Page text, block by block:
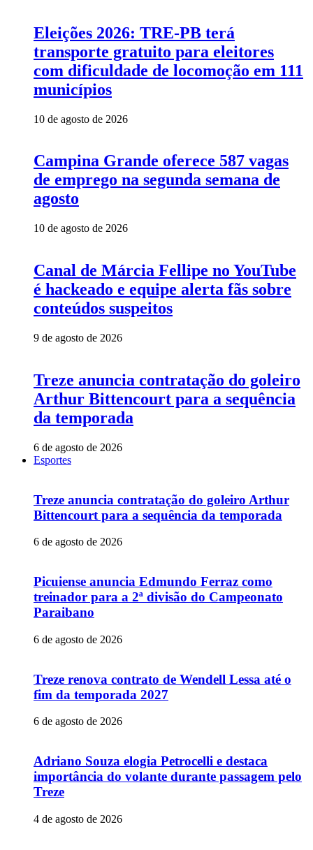
Eleições 2026: TRE-PB terá
transporte gratuito para eleitores
com dificuldade de locomoção em 111
municípios
10 de agosto de 2026
Campina Grande oferece 587 vagas
de emprego na segunda semana de
agosto
10 de agosto de 2026
Canal de Márcia Fellipe no YouTube
é hackeado e equipe alerta fãs sobre
conteúdos suspeitos
9 de agosto de 2026
Treze anuncia contratação do goleiro
Arthur Bittencourt para a sequência
da temporada
6 de agosto de 2026
Esportes
Treze anuncia contratação do goleiro Arthur
Bittencourt para a sequência da temporada
6 de agosto de 2026
Picuiense anuncia Edmundo Ferraz como
treinador para a 2ª divisão do Campeonato
Paraibano
6 de agosto de 2026
Treze renova contrato de Wendell Lessa até o
fim da temporada 2027
6 de agosto de 2026
Adriano Souza elogia Petrocelli e destaca
importância do volante durante passagem pelo
Treze
4 de agosto de 2026